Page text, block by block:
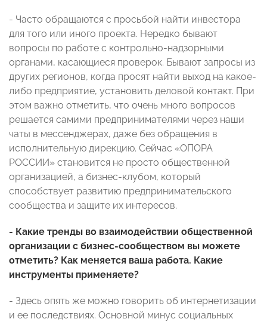
- Часто обращаются с просьбой найти инвестора
для того или иного проекта. Нередко бывают
вопросы по работе с контрольно-надзорными
органами, касающиеся проверок. Бывают запросы из
других регионов, когда просят найти выход на какое-
либо предприятие, установить деловой контакт. При
этом важно отметить, что очень много вопросов
решается самими предпринимателями через наши
чаты в мессенджерах, даже без обращения в
исполнительную дирекцию. Сейчас «ОПОРА
РОССИИ» становится не просто общественной
организацией, а бизнес-клубом, который
способствует развитию предпринимательского
сообщества и защите их интересов.
- Какие тренды во взаимодействии общественной
организации с бизнес-сообществом вы можете
отметить? Как меняется ваша работа. Какие
инструменты применяете?
- Здесь опять же можно говорить об интернетизации
и ее последствиях. Основной минус социальных